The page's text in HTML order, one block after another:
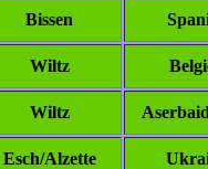
Bissen
Wiltz
Wiltz
Esch/Alzette